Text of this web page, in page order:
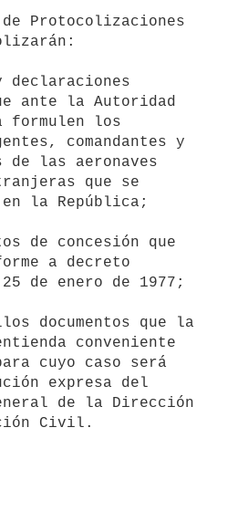
Protocolizaciones
ante la Autoridad
comandantes y
que se
de concesión que
a decreto
documentos que la
conveniente
expresa del
Civil.